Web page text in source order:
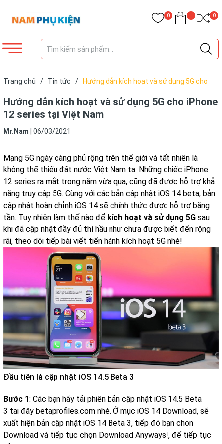
0 0
Trang chủ / Tin tức /
Hướng dẫn kích hoạt và sử dụng 5G cho
Hướng dẫn kích hoạt và sử dụng 5G cho iPhone
12 series tại Việt Nam
Mr.Nam 06/03/2021
Mạng 5G ngày càng phủ rộng trên thế giới và tất nhiên là
không thể thiếu đất nước Việt Nam ta. Những chiếc iPhone
12 series ra mắt trong năm vừa qua, cũng đã được hỗ trợ khả
năng truy cập 5G. Cùng với các bản cập nhật iOS 14 beta, bản
cập nhật hoàn chỉnh iOS 14 sẽ chính thức được hỗ trợ băng
tần. Tuy nhiên làm thế nào để kích hoạt và sử dụng 5G sau
khi đã cập nhật đầy đủ thì hầu như chưa được biết đến rộng
rãi, theo dõi tiếp bài viết tiến hành kích hoạt 5G nhé!
Đầu tiên là cập nhật iOS 14.5 Beta 3
Bước 1: Các bạn hãy tải phiên bản cập nhật iOS 14.5 Beta
3 tai đây betaprofiles.com nhé. Ở mục iOS 14 Download, sẽ
xuất hiện bản cập nhật iOS 14 Beta 3, tiếp đó bạn chon
Download và tiếp tục chọn Download Anyways!, để tiếp tục